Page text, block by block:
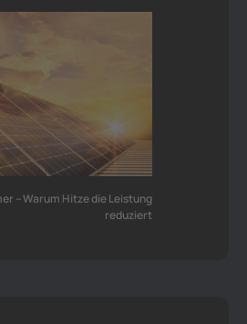
– Warum Hitze die Leistung
reduziert